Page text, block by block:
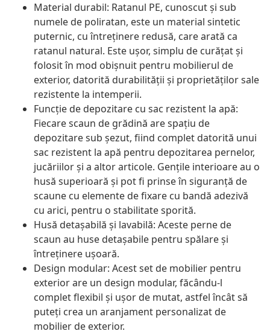
Material durabil: Ratanul PE, cunoscut și sub
numele de poliratan, este un material sintetic
puternic, cu întreținere redusă, care arată ca
ratanul natural. Este ușor, simplu de curățat și
folosit în mod obișnuit pentru mobilierul de
exterior, datorită durabilității și proprietăților sale
rezistente la intemperii.
Funcție de depozitare cu sac rezistent la apă:
Fiecare scaun de grădină are spațiu de
depozitare sub șezut, fiind complet datorită unui
sac rezistent la apă pentru depozitarea pernelor,
jucăriilor și a altor articole. Gențile interioare au o
husă superioară și pot fi prinse în siguranță de
scaune cu elemente de fixare cu bandă adezivă
cu arici, pentru o stabilitate sporită.
Husă detașabilă și lavabilă: Aceste perne de
scaun au huse detașabile pentru spălare și
întreținere ușoară.
Design modular: Acest set de mobilier pentru
exterior are un design modular, făcându-l
complet flexibil și ușor de mutat, astfel încât să
puteți crea un aranjament personalizat de
mobilier de exterior.